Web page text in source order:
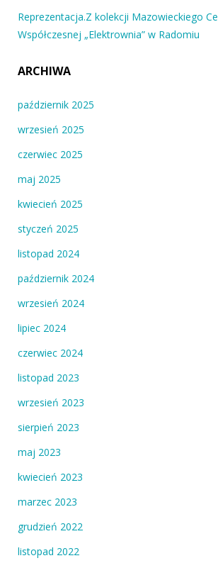
Reprezentacja.Z kolekcji Mazowieckiego
Współczesnej „Elektrownia” w Radomiu
ARCHIWA
październik 2025
wrzesień 2025
czerwiec 2025
maj 2025
kwiecień 2025
styczeń 2025
listopad 2024
październik 2024
wrzesień 2024
lipiec 2024
czerwiec 2024
listopad 2023
wrzesień 2023
sierpień 2023
maj 2023
kwiecień 2023
marzec 2023
grudzień 2022
listopad 2022